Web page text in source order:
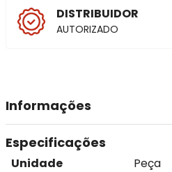
DISTRIBUIDOR
AUTORIZADO
Informações
Especificações
Unidade
Peça